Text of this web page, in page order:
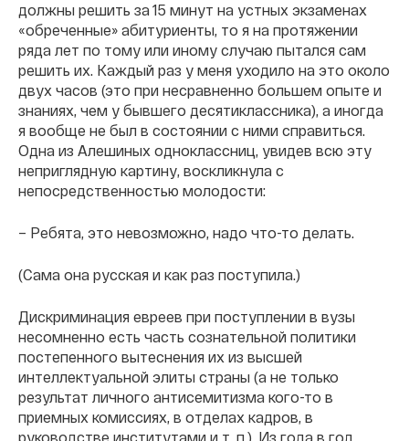
должны решить за 15 минут на устных экзаменах
«обреченные» абитуриенты, то я на протяжении
ряда лет по тому или иному случаю пытался сам
решить их. Каждый раз у меня уходило на это около
двух часов (это при несравненно большем опыте и
знаниях, чем у бывшего десятиклассника), а иногда
я вообще не был в состоянии с ними справиться.
Одна из Алешиных одноклассниц, увидев всю эту
неприглядную картину, воскликнула с
непосредственностью молодости:
– Ребята, это невозможно, надо что-то делать.
(Сама она русская и как раз поступила.)
Дискриминация евреев при поступлении в вузы
несомненно есть часть сознательной политики
постепенного вытеснения их из высшей
интеллектуальной элиты страны (а не только
результат личного антисемитизма кого-то в
приемных комиссиях, в отделах кадров, в
руководстве институтами и т. п.). Из года в год